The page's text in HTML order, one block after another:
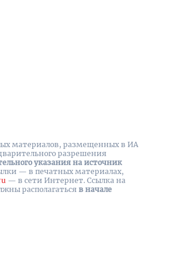
материалов, размещенных в ИА
разрешения
указания на источник
— в печатных материалах,
— в сети Интернет. Ссылка на
располагаться в начале